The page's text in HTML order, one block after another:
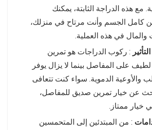
مع هذه الدراجة الثابتة، يمكنك
كامل الجسم وأنت مرتاح في منزلك،
والمال في هذه العملية.
: ركوب الدراجات هو تمرين
على المفاصل بينما لا يزال يوفر
والأوعية الدموية. سواء كنت تتعافى
عن خيار تمرين صديق للمفاصل،
خيار ممتاز.
: من المبتدئين إلى المتحمسين